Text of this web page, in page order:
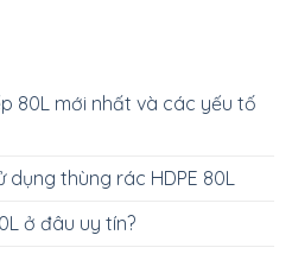
80L mới nhất và các yếu tố
thùng rác HDPE 80L
ở đâu uy tín?